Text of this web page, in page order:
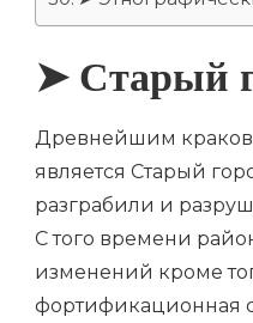
➤ Старый
Древнейшим
является Старый
разграбили и
С того времени
изменений кроме
фортификационная